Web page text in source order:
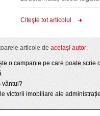
Citeşte tot articolul
articole de acelaşi autor:
o campanie pe care poate scrie
vântul?
victorii imobiliare ale